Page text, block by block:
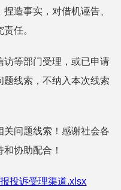
造事实，对借机诬告、
任。
等部门受理，或已申请
线索，不纳入本次线索
问题线索！感谢社会各
协助配合！
投诉受理渠道.xlsx